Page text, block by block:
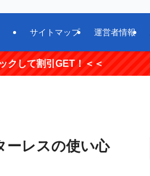
サイトマップ 運営者情報
！＜＜
ーレスの使い心